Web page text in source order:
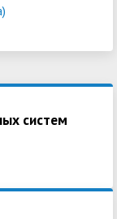
систем